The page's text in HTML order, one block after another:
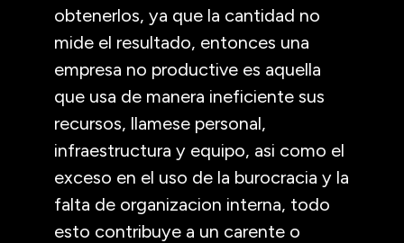
obtenerlos, ya que la cantidad no
mide el resultado, entonces una
empresa no productive es aquella
que usa de manera ineficiente sus
recursos, llamese personal,
infraestructura y equipo, asi como el
exceso en el uso de la burocracia y la
falta de organizacion interna, todo
esto contribuye a un carente o